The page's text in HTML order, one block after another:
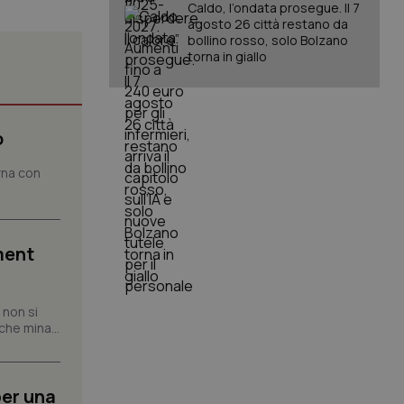
con
si
mina...
una
Caldo, l’ondata prosegue. Il 7
agosto 26 città restano da
bollino rosso, solo Bolzano
torna in giallo
per la loro
sul consenso
e
di consenso
che il banner
per